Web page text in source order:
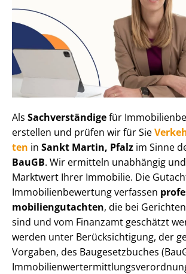
Als Sachverständigefür
erstellen und prüfen wir für Sie
ten in Sankt Martin, Pfalz im Sinne
BauGB. Wir ermitteln unabhängig
Marktwert Ihrer Immobilie. Die
Im­mo­bi­li­en­be­wer­tung verfassen
mo­bi­li­en­gut­ach­ten, die bei
sind und vom Finanzamt geschätzt
werden unter Be­rück­sich­ti­gung, der
Vorgaben, des Baugesetzbuches